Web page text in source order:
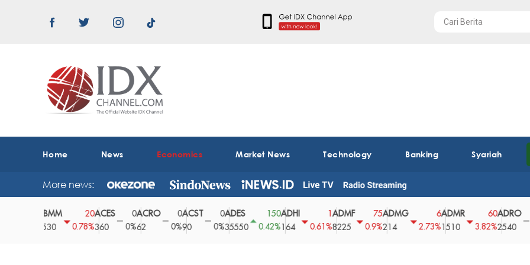
Home News Economics Market News Technology Banking Syariah
More news:
0.78%
ACES
360
0
0%
ACRO
0ACST
0
0%
ADES
35550
150
0.42%
ADHI
164
0.61%
ADMF
8225
75
0.9%
ADMG
214
2.73%
ADMR
1510
3.82%
ADRO
2540
0
0%